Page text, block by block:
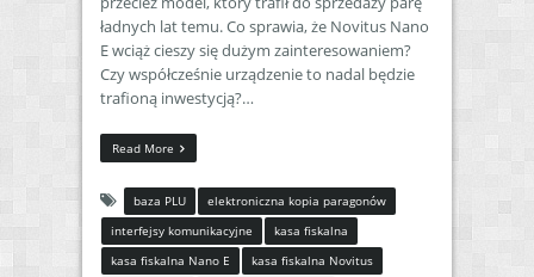
ładnych lat temu. Co sprawia, że Novitus Nano
E wciąż cieszy się dużym zainteresowaniem?
Czy współcześnie urządzenie to nadal będzie
trafioną inwestycją?…
Read More
baza PLU
elektroniczna kopia paragonów
interfejsy komunikacyjne
kasa fiskalna
kasa fiskalna Nano E
kasa fiskalna Novitus